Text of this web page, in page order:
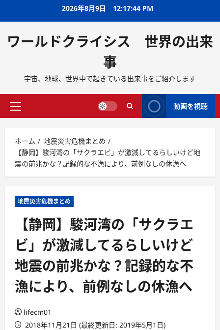
2026年8月9日 12:17:45 PM
ワールドクライシス 世界の出来
事
宇宙、地球、世界中で起きている出来事をご紹介します
動画を視聴
ホーム
地震災害危機まとめ
【静岡】駿河湾の「サクラエビ」が激減してるらしいけど地
震の前兆かな？記録的な不漁により、前例なしの休漁へ
地震災害危機まとめ
【静岡】駿河湾の「サクラエ
ビ」が激減してるらしいけど
地震の前兆かな？記録的な不
漁により、前例なしの休漁へ
lifecm01
2018年11月21日 (最終更新日: 2019年5月1日)